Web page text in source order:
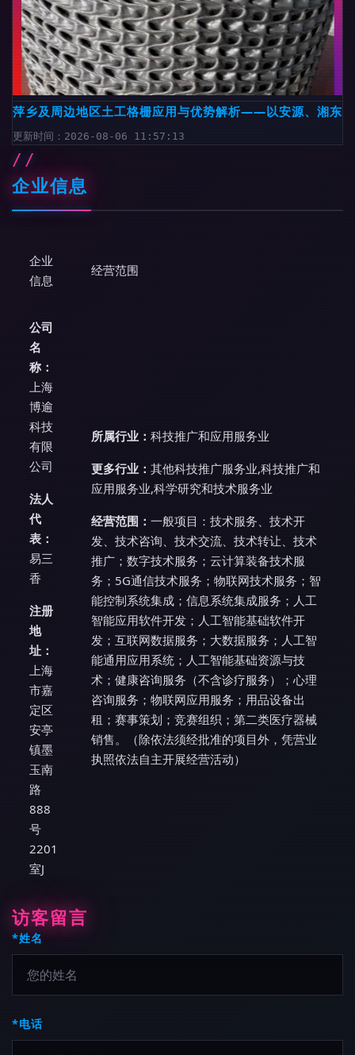
萍乡及周边地区土工格栅应用与优势解析——以安源、湘东
更新时间：2026-08-06 11:57:13
企业信息
企业
信息
经营范围
公司
名
称：
上海
博逾
科技
有限
公司
法人
代
表：
易三
香
注册
地
址：
上海
市嘉
定区
安亭
镇墨
玉南
路
888
号
2201
室J
所属行业： 科技推广和应用服务业
更多行业： 其他科技推广服务业,科技推广和
应用服务业,科学研究和技术服务业
经营范围： 一般项目：技术服务、技术开
发、技术咨询、技术交流、技术转让、技术
推广；数字技术服务；云计算装备技术服
务；5G通信技术服务；物联网技术服务；智
能控制系统集成；信息系统集成服务；人工
智能应用软件开发；人工智能基础软件开
发；互联网数据服务；大数据服务；人工智
能通用应用系统；人工智能基础资源与技
术；健康咨询服务（不含诊疗服务）；心理
咨询服务；物联网应用服务；用品设备出
租；赛事策划；竞赛组织；第二类医疗器械
销售。（除依法须经批准的项目外，凭营业
执照依法自主开展经营活动）
访客留言
*姓名
*电话